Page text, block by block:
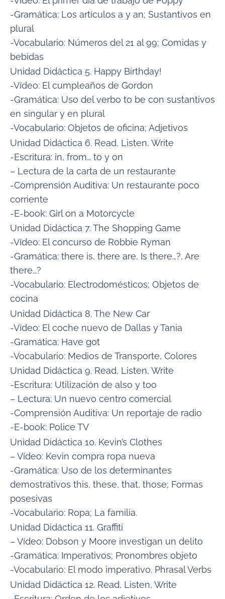
-Gramática: Los artículos a y an; Sustantivos en
plural
-Vocabulario: Números del 21 al 99; Comidas y
bebidas
Unidad Didáctica 5. Happy Birthday!
-Vídeo: El cumpleaños de Gordon
-Gramática: Uso del verbo to be con sustantivos
en singular y en plural
-Vocabulario: Objetos de oficina; Adjetivos
Unidad Didáctica 6. Read, Listen, Write
-Escritura: in, from… to y on
– Lectura de la carta de un restaurante
-Comprensión Auditiva: Un restaurante poco
corriente
-E-book: Girl on a Motorcycle
Unidad Didáctica 7. The Shopping Game
-Vídeo: El concurso de Robbie Ryman
-Gramática: there is, there are, Is there…?, Are
there…?
-Vocabulario: Electrodomésticos; Objetos de
cocina
Unidad Didáctica 8. The New Car
-Vídeo: El coche nuevo de Dallas y Tania
-Gramática: Have got
-Vocabulario: Medios de Transporte, Colores
Unidad Didáctica 9. Read, Listen, Write
-Escritura: Utilización de also y too
– Lectura: Un nuevo centro comercial
-Comprensión Auditiva: Un reportaje de radio
-E-book: Police TV
Unidad Didáctica 10. Kevin’s Clothes
– Vídeo: Kevin compra ropa nueva
-Gramática: Uso de los determinantes
demostrativos this, these, that, those; Formas
posesivas
-Vocabulario: Ropa; La familia.
Unidad Didáctica 11. Graffiti
– Vídeo: Dobson y Moore investigan un delito
-Gramática: Imperativos; Pronombres objeto
-Vocabulario: El modo imperativo. Phrasal Verbs
Unidad Didáctica 12. Read, Listen, Write